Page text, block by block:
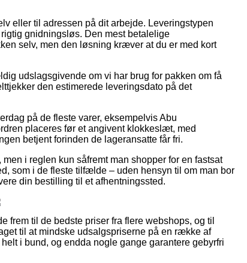
eller til adressen på dit arbejde. Leveringstypen
gnidningsløs. Den mest betalelige
selv, men den løsning kræver at du er med kort
udslagsgivende om vi har brug for pakken om få
den estimerede leveringsdato på det
på de fleste varer, eksempelvis Abu
placeres før et angivent klokkeslæt, med
betjent forinden de lageransatte får fri.
i reglen kun såfremt man shopper for en fastsat
som i de fleste tilfælde – uden hensyn til om man bor
din bestilling til et afhentningssted.
til de bedste priser fra flere webshops, og til
til at mindske udsalgspriserne på en række af
i bund, og endda nogle gange garantere gebyrfri